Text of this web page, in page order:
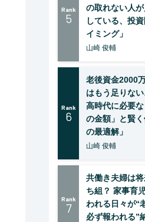
Rank
5
の取れない人が
している、投
イミング」
山崎 俊輔
Rank
6
老後資金2000
はもう足りな
高時代に必要
の金額」と賢
の最適解」
山崎 俊輔
Rank
7
共働き夫婦は
ち組？ 家事育
われる日々が“
必ず報われる”